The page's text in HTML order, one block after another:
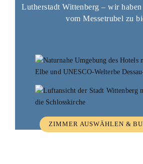
Lutherstadt Wittenberg – wir
vom Messetrubel zu
ZIMMER AUSWÄHLEN &